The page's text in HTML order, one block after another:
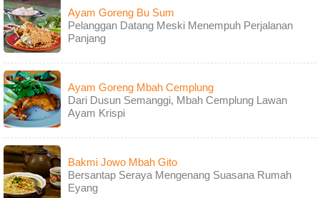
Ayam Goreng Bu Sum
Pelanggan Datang Meski Menempuh Perjalanan
Panjang
Ayam Goreng Mbah Cemplung
Dari Dusun Semanggi, Mbah Cemplung Lawan
Ayam Krispi
Bakmi Jowo Mbah Gito
Bersantap Seraya Mengenang Suasana Rumah
Eyang